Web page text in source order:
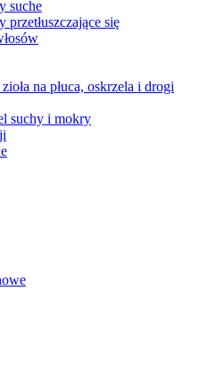
suche
przetłuszczające się
na płuca, oskrzela i drogi
suchy i mokry